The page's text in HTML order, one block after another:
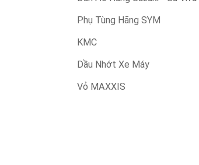
Phụ Tùng Hãng SYM
KMC
Dầu Nhớt Xe Máy
Vỏ MAXXIS